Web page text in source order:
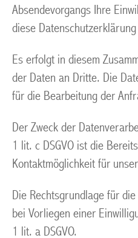
Absendevorgangs Ihre
diese
Es erfolgt in diesem
der Daten an Dritte. Die
für die Bearbeitung der
Der Zweck der
1 lit. c DSGVO ist die
Kontaktmöglichkeit für
Die Rechtsgrundlage für
bei Vorliegen einer
1 lit. a DSGVO.